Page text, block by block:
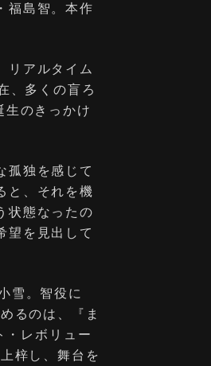
福島智。本作
リアルタイム
、多くの盲ろ
生のきっかけ
孤独を感じて
と、それを機
状態なったの
望を見出して
雪。智役に
るのは、『ま
レボリュー
梓し、舞台を